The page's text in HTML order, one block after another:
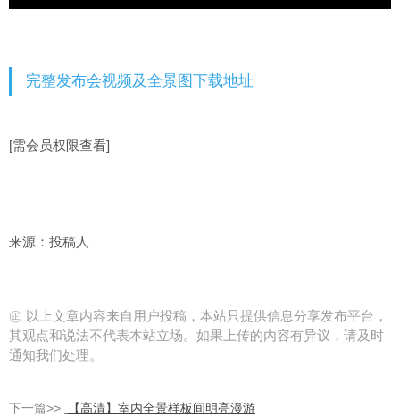
完整发布会视频及全景图下载地址
[需会员权限查看]
来源：投稿人
㊣ 以上文章内容来自用户投稿，本站只提供信息分享发布平台，
其观点和说法不代表本站立场。如果上传的内容有异议，请及时
通知我们处理。
下一篇>> 【高清】室内全景样板间明亮漫游